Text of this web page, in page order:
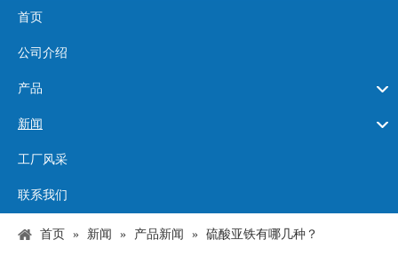
首页
公司介绍
产品
新闻
工厂风采
联系我们
首页 » 新闻 » 产品新闻 » 硫酸亚铁有哪几种？